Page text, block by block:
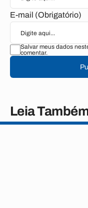
E-mail (Obrigatório)
Salvar meus dados
comentar.
Leia